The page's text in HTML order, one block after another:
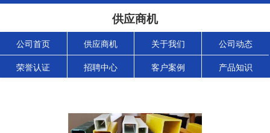
供应商机
公司首页 供应商机 关于我们 公司动态
荣誉认证 招聘中心 客户案例 产品知识